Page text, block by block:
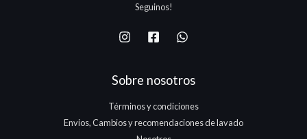
Seguinos!
Sobre nosotros
Términos y condiciones
Envios, Cambios y recomendaciones de lavado